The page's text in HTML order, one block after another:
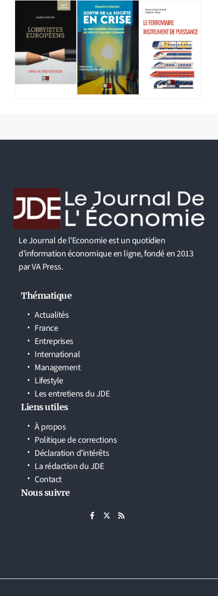
Le Journal de l'Economie est un quotidien
d'information économique en ligne, fondé en 2013
par VA Press.
Thématique
Actualités
France
Entreprises
International
Management
Lifestyle
Les entretiens du JDE
Liens utiles
À propos
Politique de corrections
Déclaration d’intérêts
La rédaction du JDE
Contact
Nous suivre